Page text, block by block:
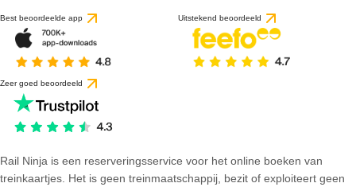
Best beoordeelde app Uitstekend beoordeeld
Zeer goed beoordeeld
Rail Ninja is een reserveringsservice voor het online boeken van
treinkaartjes. Het is geen treinmaatschappij, bezit of exploiteert geen